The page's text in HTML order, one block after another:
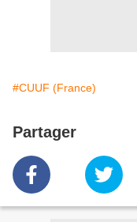
#CUUF (France)
Partager